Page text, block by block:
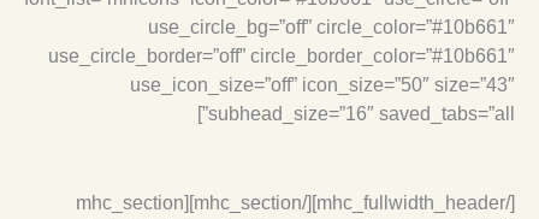
use_circle_bg=”off”
use_circle_border=”off”
use_icon_size=”off” icon_size=”50″
subhead_size=”16″
[/mhc_fullwidth_header][/mhc_section][mhc_section